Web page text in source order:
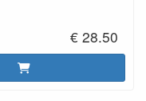
altijd een geschikte
vrij van kunstmatige
granen, wat zorgt voor
€ 28.50